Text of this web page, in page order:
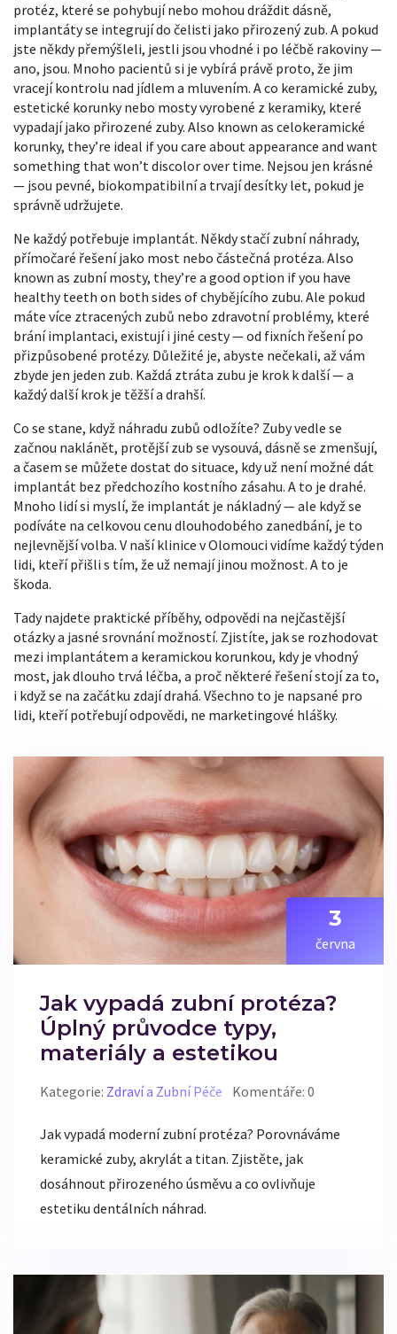
protéz, které se pohybují nebo mohou dráždit dásně,
implantáty se integrují do čelisti jako přirozený zub. A pokud
jste někdy přemýšleli, jestli jsou vhodné i po léčbě rakoviny —
ano, jsou. Mnoho pacientů si je vybírá právě proto, že jim
vracejí kontrolu nad jídlem a mluvením. A co keramické zuby,
estetické korunky nebo mosty vyrobené z keramiky, které
vypadají jako přirozené zuby. Also known as celokeramické
korunky, they’re ideal if you care about appearance and want
something that won’t discolor over time. Nejsou jen krásné
— jsou pevné, biokompatibilní a trvají desítky let, pokud je
správně udržujete.
Ne každý potřebuje implantát. Někdy stačízubní náhrady,
přímočaré řešení jako most nebo částečná protéza. Also
known as zubní mosty, they’re a good option if you have
healthy teeth on both sides of chybějícího zubu. Ale pokud
máte více ztracených zubů nebo zdravotní problémy, které
brání implantaci, existují i jiné cesty — od fixních řešení po
přizpůsobené protézy. Důležité je, abyste nečekali, až vám
zbyde jen jeden zub. Každá ztráta zubu je krok k další — a
každý další krok je těžší a drahší.
Co se stane, když náhradu zubů odložíte? Zuby vedle se
začnou naklánět, protější zub se vysouvá, dásně se zmenšují,
a časem se můžete dostat do situace, kdy už není možné dát
implantát bez předchozího kostního zásahu. A to je drahé.
Mnoho lidí si myslí, že implantát je nákladný — ale když se
podíváte na celkovou cenu dlouhodobého zanedbání, je to
nejlevnější volba. V naší klinice v Olomouci vidíme každý týden
lidi, kteří přišli s tím, že už nemají jinou možnost. A to je
škoda.
Tady najdete praktické příběhy, odpovědi na nejčastější
otázky a jasné srovnání možností. Zjistíte, jak se rozhodovat
mezi implantátem a keramickou korunkou, kdy je vhodný
most, jak dlouho trvá léčba, a proč některé řešení stojí za to,
i když se na začátku zdají drahá. Všechno to je napsané pro
lidi, kteří potřebují odpovědi, ne marketingové hlášky.
3
června
Jak vypadá zubní protéza?
Úplný průvodce typy,
materiály a estetikou
Kategorie: Zdraví a Zubní Péče Komentáře: 0
Jak vypadá moderní zubní protéza? Porovnáváme
keramické zuby, akrylát a titan. Zjistěte, jak
dosáhnout přirozeného úsměvu a co ovlivňuje
estetiku dentálních náhrad.